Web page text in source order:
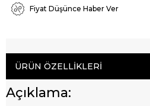
Fiyat Düşünce Haber Ver
ÜRÜN ÖZELLIKLERI
Açıklama: